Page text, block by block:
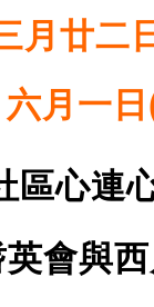
月廿二
六月一
區心連
會與